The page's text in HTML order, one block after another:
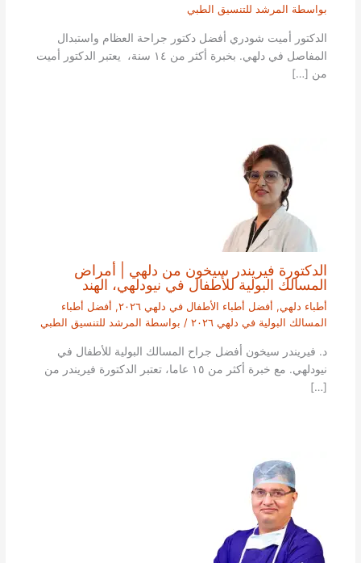
بواسطة المرشد للتنسيق الطبي
الدكتور أميت شودري أفضل دكتور جراحة العظام واستبدال
المفاصل في دلهي. بخبرة أكثر من ١٤ سنة، يعتبر الدكتور أميت
من […]
الدكتورة فيريندر سيخون من دلهي | أمراض
المسالك البولية للأطفال في نيودلهي، الهند
أطباء دلهي, أفضل أطباء الأطفال في دلهي ٢٠٢٦ , أفضل أطباء
المسالك البولية في دلهي ٢٠٢٦
/ بواسطة المرشد للتنسيق الطبي
د. فيريندر سيخون أفضل جراح المسالك البولية للأطفال في
نيودلهي. مع خبرة أكثر من ١٥ عاما، تعتبر الدكتورة فيريندر من
[…]